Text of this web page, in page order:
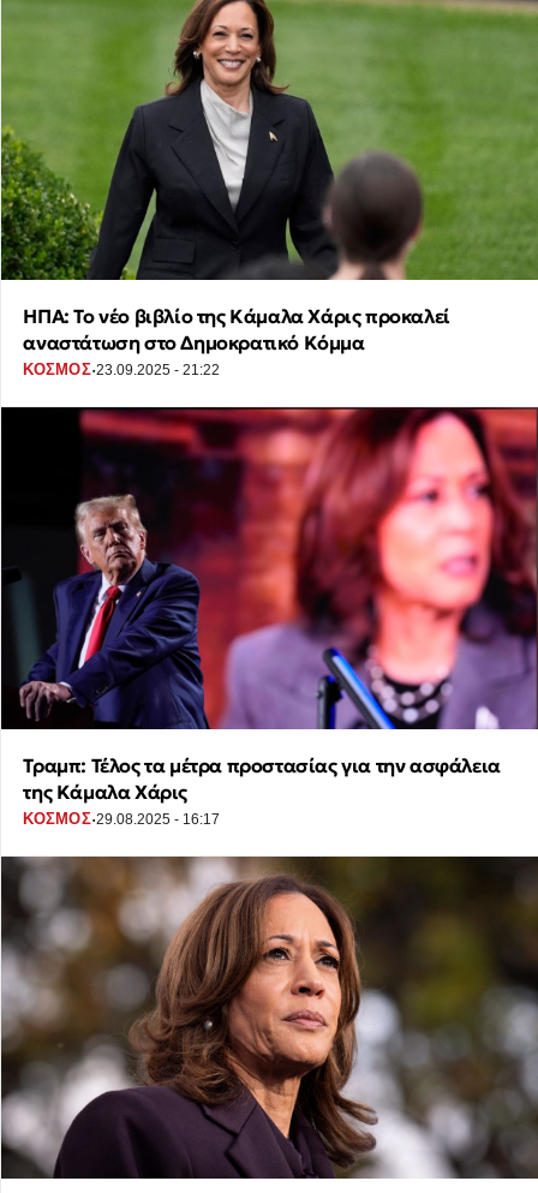
ΗΠΑ: Το νέο βιβλίο της Κάμαλα Χάρις προκαλεί
αναστάτωση στο Δημοκρατικό Κόμμα
ΚΟΣΜΟΣ·23.09.2025 - 21:22
Τραμπ: Τέλος τα μέτρα προστασίας για την ασφάλεια
της Κάμαλα Χάρις
ΚΟΣΜΟΣ·29.08.2025 - 16:17